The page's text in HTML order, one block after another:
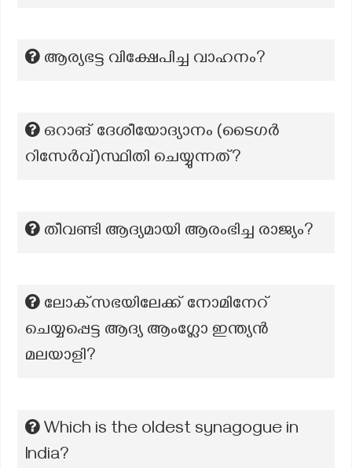
ആര്യഭട്ട വിക്ഷേപിച്ച വാഹനം?
ഒറാങ് ദേശീയോദ്യാനം (ടൈഗർ
റിസേർവ്)സ്ഥിതി ചെയ്യുന്നത്?
തീവണ്ടി ആദ്യമായി ആരംഭിച്ച രാജ്യം?
ലോക്‌സഭയിലേക്ക് നോമിനേറ്
ചെയ്യപ്പെട്ട ആദ്യ ആംഗ്ലോ ഇന്ത്യൻ
മലയാളി?
Which is the oldest synagogue in
India?